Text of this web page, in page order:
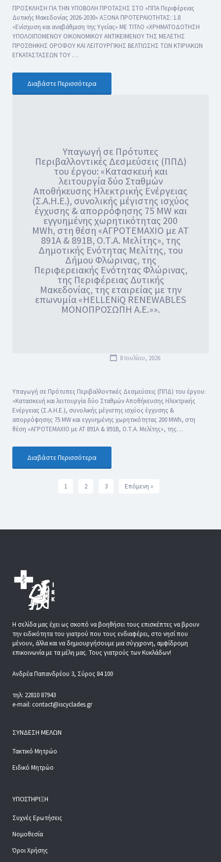
ΠΡΟΣΚΛΗΣΗ ΓΙΑ ΤΗΝ ΥΠΟΒΟΛΗ ΠΡΟΤΑΣΗΣ ΣΤΟ «ΠΠΑ Περιφέρειας
Δυτικής Μακεδονίας 2026-2030» ΑΞΟΝΑ ΠΡΟΤΕΡΑΙΟΤΗΤΑΣ: 1.8
«Ενίσχυση και αναβάθμιση της Υγείας» ΜΕ ΤΙΤΛΟ «ΧΡΗΜΑΤΟΔΟΤΗΣΗ
ΥΠΟΛΟΙΠΟΜΕΝΟΥ ΟΙΚΟΝΟΜΙΚΟΥ ΑΝΤΙΚΕΙΜΕΝΟΥ ΤΗΣ ΜΕΛΕΤΗΣ
ΠΡΟΣΘΗΚΗΣ ΟΡΟΦΟΥ ΚΑΙ ΛΕΙΤΟΥΡΓΙΚΗΣ ΒΕΛΤΙΩΣΗΣ ΤΩΝ ΚΤΙΡΙΑΚΩΝ
ΕΓΚΑΤΑΣΤΑΣΕΩΝ ΤΟΥ …
Διαβάστε Περισσότερα
Υπαγωγή σε Πρότυπες
Περιβαλλοντικές Δεσμεύσεις (ΠΠΔ)
του έργου: «Κατασκευή και
λειτουργία δύο Σταθμών
Αποθήκευσης Ηλεκτρικής Ενέργειας
(Σ.Α.Η.Ε.), συνολικής μέγιστης ισχύος
έγχυσης & απορρόφησης 75 MW και
εγγυημένης χωρητικότητας 200
MWh, στη θέση «ΑΓΡΟΤΕΜΑΧΙΟ με ΑΤ
891Α & 891Β, Ο.Τ.Α. Μελίτης», της
Δημοτικής Ενότητας Μελίτης, του
Δήμου Φλώρινας, της
Περιφερειακής Ενότητας Φλώρινας,
της Περιφέρειας Δυτικής
Μακεδονίας, της εταιρείας με την
επωνυμία «HELLENiQ RENEWABLES
ΜΟΝΟΠΡΟΣΩΠΗ Α.Ε.»».
8 Ιουλίου, 2026
Υπαγωγή σε Πρότυπες Περιβαλλοντικές Δεσμεύσεις (ΠΠΔ) του έργου:
«Κατασκευή και λειτουργία δύο Σταθμών Αποθήκευσης Ηλεκτρικής
Ενέργειας (Σ.Α.Η.Ε.), συνολικής μέγιστης ισχύος έγχυσης &
απορρόφησης 75 MW και εγγυημένης χωρητικότητας 200 MWh, στη
θέση «ΑΓΡΟΤΕΜΑΧΙΟ με ΑΤ 891Α & 891Β, Ο.Τ.Α. Μελίτης», της…
Διαβάστε Περισσότερα
1 2 3 Επόμενη »
Η σελίδα μας έχει ως σκοπό να βοηθήσει τους επισκέπτες να βρουν
την ειδικότητα του γιατρού που τους ενδιαφέρει, στο νησί που
μένουν, άλλα και να δημιουργήσουμε μια σύγχρονη, αμφίδρομη
επικοινωνία με τα μέλη μας. Τους γιατρούς των Κυκλάδων!
Ανδρέα Παπανδρέου 3, Σύρος 84 100
τηλ: 22810 87943
e-mail: contact@iscyclades.gr
ΣΎΝΔΕΣΗ ΜΕΛΏΝ
Τακτικό Μητρώο
Ειδικό Μητρώο
ΥΠΟΣΤΉΡΙΞΗ
Συχνές Ερωτήσεις
Νομοθεσία
Όροι Χρήσης